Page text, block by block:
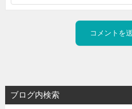
ブログ内検索